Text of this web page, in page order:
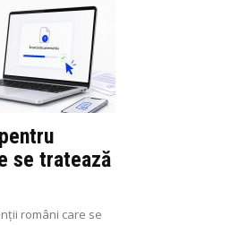
se tratează
români care se